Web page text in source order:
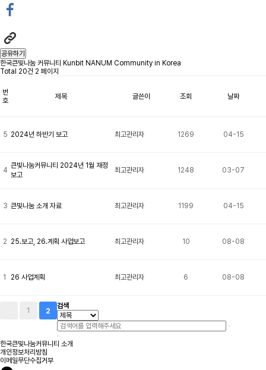
공유하기
한국큰빛나눔 커뮤니티 Kunbit NANUM Community in Korea
Total 20건 2 페이지
번
호
제목 글쓴이 조회 날짜
5 2024년 하반기 보고 최고관리자 1269 04-15
4
큰빛나눔커뮤니티 2024년 1월 재정
보고
최고관리자 1248 03-07
3 큰빛나눔 소개 자료 최고관리자 1199 04-15
2 25.보고, 26.계획 사업보고 최고관리자 10 08-08
1 26 사업계획 최고관리자 6 08-08
1 2
검색
한국큰빛나눔커뮤니티 소개
개인정보처리방침
이메일무단수집거부